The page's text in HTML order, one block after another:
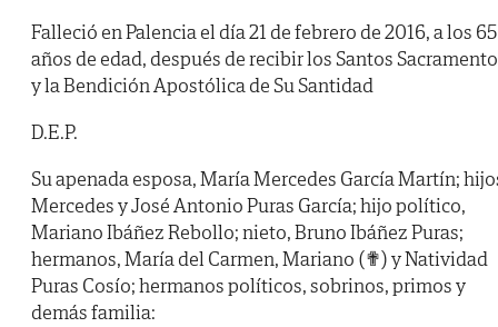
Falleció en Palencia el día 21 de febrero de 2016, a los 65
años de edad, después de recibir los Santos
y la Bendición Apostólica de Su Santidad
D.E.P.
Su apenada esposa, María Mercedes García Martín;
Mercedes y José Antonio Puras García; hijo político,
Mariano Ibáñez Rebollo; nieto, Bruno Ibáñez Puras;
hermanos, María del Carmen, Mariano (✟) y Natividad
Puras Cosío; hermanos políticos, sobrinos, primos y
demás familia: